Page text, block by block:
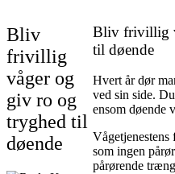
Bliv
frivillig
våger og
giv ro og
tryghed til
døende
Bliv frivillig
til døende
Hvert år dør
ved sin side.
ensom døende
som ingen
pårørende